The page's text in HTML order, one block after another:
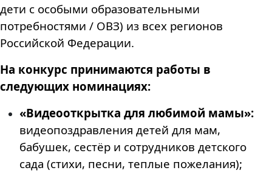
дети с особыми образовательными
потребностями / ОВЗ) из всех регионов
Российской Федерации.
На конкурс принимаются работы в
следующих номинациях:
«Видеооткрытка для любимой мамы»:
видеопоздравления детей для мам,
бабушек, сестёр и сотрудников детского
сада (стихи, песни, теплые пожелания);